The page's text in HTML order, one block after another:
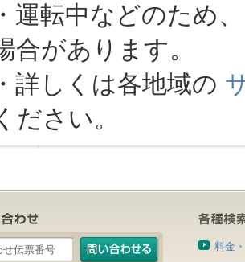
転中などのため
合があります。
詳しくは各地域の
ださい。
料金